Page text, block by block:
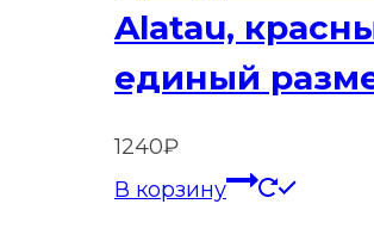
Alatau,
единый
1240₽
В корзину